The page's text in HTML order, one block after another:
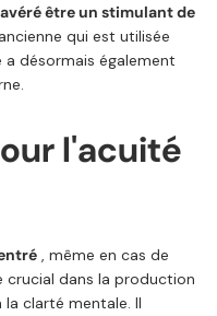
être un stimulant de
qui est utilisée
désormais également
l'acuité
, même en cas de
crucial dans la production
clarté mentale. Il